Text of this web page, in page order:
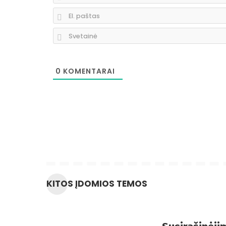
0 KOMENTARAI
KITOS ĮDOMIOS TEMOS